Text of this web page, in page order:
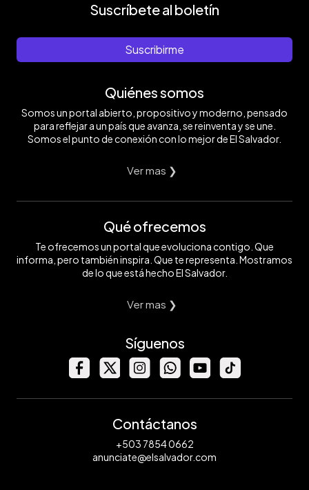
Suscríbete al boletín
Suscribirme
Quiénes somos
Somos un portal abierto, propositivo y moderno, pensado
para reflejar a un país que avanza, se reinventa y se une.
Somos el punto de conexión con lo mejor de El Salvador.
Ver mas ❯
Qué ofrecemos
Te ofrecemos un portal que evoluciona contigo. Que
informa, pero también inspira. Que te representa. Mostramos
de lo que está hecho El Salvador.
Ver mas ❯
Síguenos
Contáctanos
+503 7854 0662
anunciate@elsalvador.com